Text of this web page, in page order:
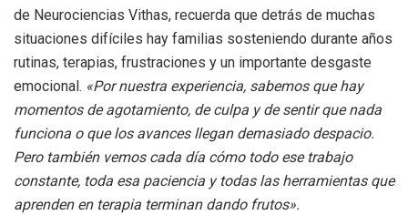
de Neurociencias Vithas, recuerda que detrás de muchas
situaciones difíciles hay familias sosteniendo durante años
rutinas, terapias, frustraciones y un importante desgaste
emocional. «Por nuestra experiencia, sabemos que hay
momentos de agotamiento, de culpa y de sentir que nada
funciona o que los avances llegan demasiado despacio.
Pero también vemos cada día cómo todo ese trabajo
constante, toda esa paciencia y todas las herramientas que
aprenden en terapia terminan dando frutos».